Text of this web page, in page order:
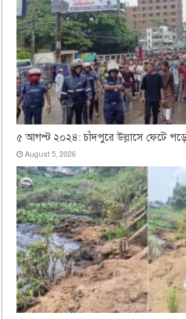
৫ আগস্ট ২০২৪: চাঁদপুরে উল্লাসে ফেটে
August 5, 2026